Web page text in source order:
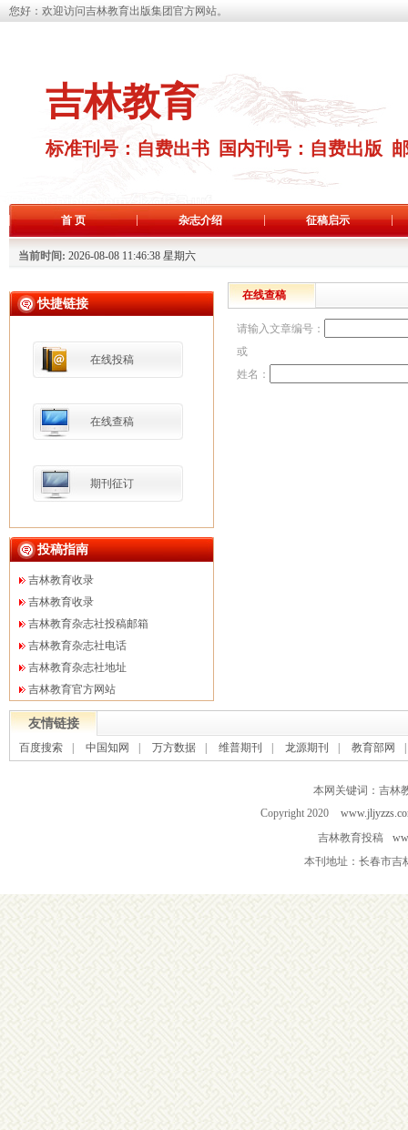
您好：欢迎访问吉林教育出版集团官方网站。
吉林教育
标准刊号：自费出书 国内刊号：自费出版
首 页 杂志介绍 征稿启示
当前时间: 2026-08-08 11:46:39 星期六
快捷链接
在线投稿
在线查稿
期刊征订
投稿指南
吉林教育收录
吉林教育收录
吉林教育杂志社投稿邮箱
吉林教育杂志社电话
吉林教育杂志社地址
吉林教育官方网站
在线查稿
请输入文章编号：
或
姓名：
友情链接
百度搜索 中国知网 万方数据 维普期刊 龙源期刊 教育部网
本网关键词：吉林
Copyright 2020
吉林教育投稿
本刊地址：长春市吉